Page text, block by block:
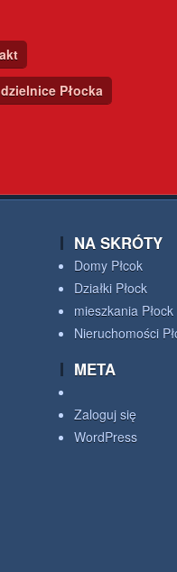
Płocka
NA SKRÓTY
Domy Płcok
Działki Płock
mieszkania Płock
Nieruchomości
META
Zaloguj się
WordPress